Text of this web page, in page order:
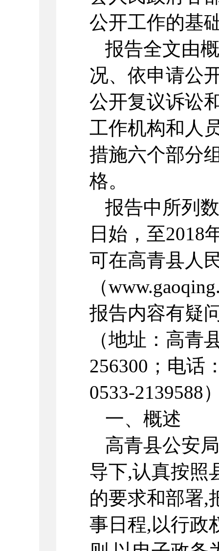
公开工作的基
报告全文由
况、依申请公
公开复议诉讼
工作机构和人
措施六个部分
格。
报告中所列
日始，至2018
可在高青县人
（
报告内容有疑
（地址：高青
256300；电话
0533-2139588
一、概述
高青县公安
导下,认真按照
的要求和部署,
事日程,以行政